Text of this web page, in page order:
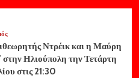
Ντρέικ και η Μαύρη
Ηλιούπολη την Τετάρτη
στις 21:30